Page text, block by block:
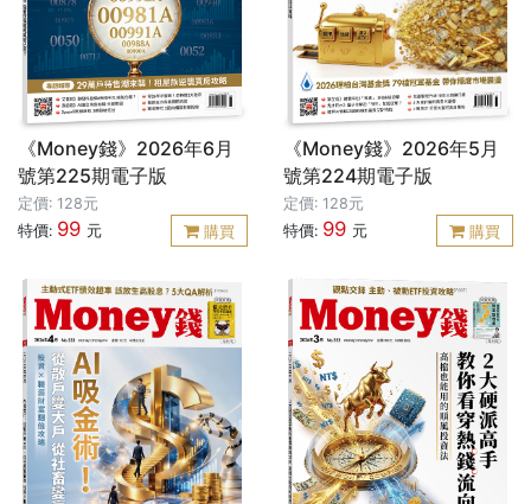
《Money錢》2026年6月
號第225期電子版
定價: 128元
特價: 99 元 購買
《Money錢》2026年5月
號第224期電子版
定價: 128元
特價: 99 元 購買